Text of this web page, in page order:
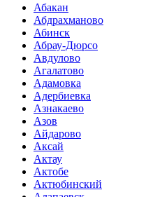
Абакан
Абдрахманово
Абинск
Абрау-Дюрсо
Авдулово
Агалатово
Адамовка
Адербиевка
Азнакаево
Азов
Айдарово
Аксай
Актау
Актобе
Актюбинский